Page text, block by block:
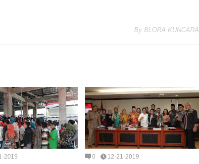
By BLORA KUNCARA
2019 0 12-21-2019